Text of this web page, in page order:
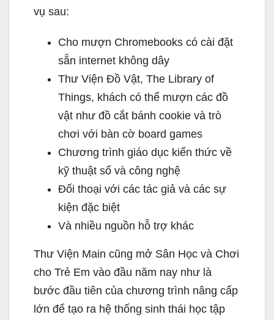
vụ sau:
Cho mượn Chromebooks có cài đặt
sẵn internet không dây
Thư Viện Đồ Vật, The Library of
Things, khách có thể mượn các đồ
vật như đồ cắt bánh cookie và trò
chơi với bàn cờ board games
Chương trình giáo dục kiến thức về
kỹ thuật số và công nghệ
Đối thoại với các tác giả và các sự
kiện đặc biệt
Và nhiều nguồn hỗ trợ khác
Thư Viện Main cũng mở Sân Học và Chơi
cho Trẻ Em vào đầu năm nay như là
bước đầu tiên của chương trình nâng cấp
lớn để tạo ra hệ thống sinh thái học tập